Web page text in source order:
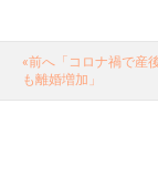
«前へ「コロナ禍で産
も離婚増加」